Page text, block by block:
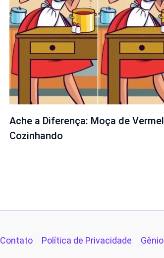
Ache a Diferença: Moça de
Cozinhando
Contato Política de Privacidade